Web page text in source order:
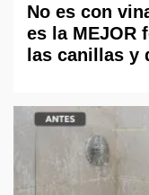
No es con
es la MEJOR
las canillas y